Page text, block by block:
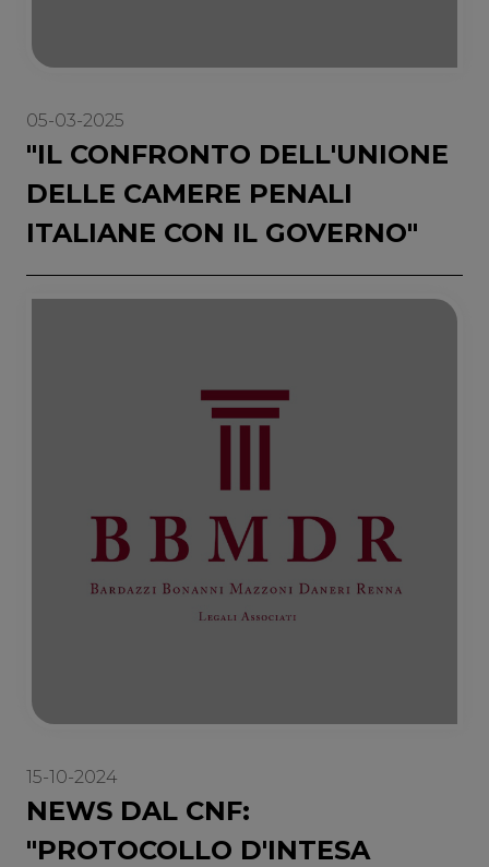
05-03-2025
"IL CONFRONTO DELL'UNIONE
DELLE CAMERE PENALI
ITALIANE CON IL GOVERNO"
15-10-2024
NEWS DAL CNF:
"PROTOCOLLO D'INTESA